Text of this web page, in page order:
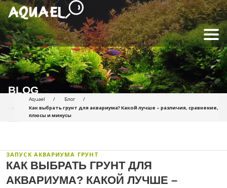
BLOG
Aquael
Блог
Как выбрать грунт для аквариума? Какой лучше – различия, сравнение,
плюсы и минусы
ЗАПУСК АКВАРИУМА ГРУНТ
КАК ВЫБРАТЬ ГРУНТ ДЛЯ
АКВАРИУМА? КАКОЙ ЛУЧШЕ –